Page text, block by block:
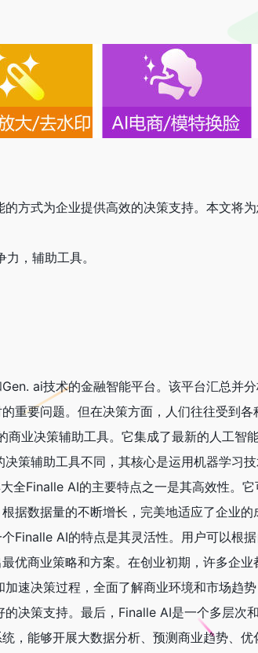
方式为企业提供高效的决策支持。本文将
，辅助工具。
ai技术的金融智能平台。该平台汇总并
重要问题。但在决策方面，人们往往受到
业决策辅助工具。它集成了最新的人工智
策辅助工具不同，其核心是运用机器学习
全Finalle AI的主要特点之一是其高效性。
据数据量的不断增长，完美地适应了企业
Finalle AI的特点是其灵活性。用户可以根
优商业策略和方案。在创业初期，许多企
速决策过程，全面了解商业环境和市场趋
决策支持。最后，Finalle AI是一个多层次
，能够开展大数据分析、预测商业趋势、